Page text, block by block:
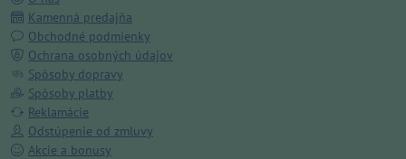
Kamenná predajňa
Obchodné podmienky
Ochrana osobných údajov
Spôsoby dopravy
Spôsoby platby
Reklamácie
Odstúpenie od zmluvy
Akcie a bonusy